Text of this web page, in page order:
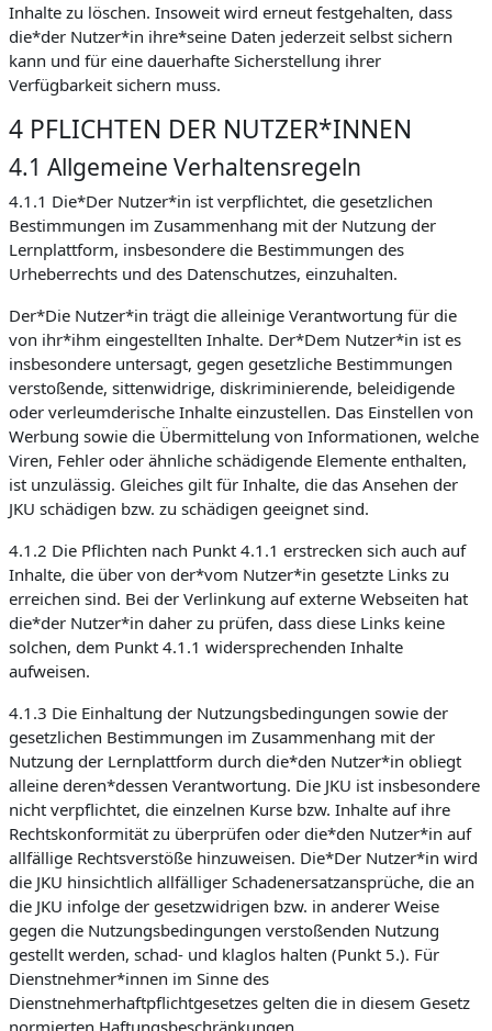
Inhalte zu löschen. Insoweit wird erneut festgehalten, dass
die*der Nutzer*in ihre*seine Daten jederzeit selbst sichern
kann und für eine dauerhafte Sicherstellung ihrer
Verfügbarkeit sichern muss.
4 PFLICHTEN DER NUTZER*INNEN
4.1 Allgemeine Verhaltensregeln
4.1.1 Die*Der Nutzer*in ist verpflichtet, die gesetzlichen
Bestimmungen im Zusammenhang mit der Nutzung der
Lernplattform, insbesondere die Bestimmungen des
Urheberrechts und des Datenschutzes, einzuhalten.
Der*Die Nutzer*in trägt die alleinige Verantwortung für die
von ihr*ihm eingestellten Inhalte. Der*Dem Nutzer*in ist es
insbesondere untersagt, gegen gesetzliche Bestimmungen
verstoßende, sittenwidrige, diskriminierende, beleidigende
oder verleumderische Inhalte einzustellen. Das Einstellen von
Werbung sowie die Übermittelung von Informationen, welche
Viren, Fehler oder ähnliche schädigende Elemente enthalten,
ist unzulässig. Gleiches gilt für Inhalte, die das Ansehen der
JKU schädigen bzw. zu schädigen geeignet sind.
4.1.2 Die Pflichten nach Punkt 4.1.1 erstrecken sich auch auf
Inhalte, die über von der*vom Nutzer*in gesetzte Links zu
erreichen sind. Bei der Verlinkung auf externe Webseiten hat
die*der Nutzer*in daher zu prüfen, dass diese Links keine
solchen, dem Punkt 4.1.1 widersprechenden Inhalte
aufweisen.
4.1.3 Die Einhaltung der Nutzungsbedingungen sowie der
gesetzlichen Bestimmungen im Zusammenhang mit der
Nutzung der Lernplattform durch die*den Nutzer*in obliegt
alleine deren*dessen Verantwortung. Die JKU ist insbesondere
nicht verpflichtet, die einzelnen Kurse bzw. Inhalte auf ihre
Rechtskonformität zu überprüfen oder die*den Nutzer*in auf
allfällige Rechtsverstöße hinzuweisen. Die*Der Nutzer*in wird
die JKU hinsichtlich allfälliger Schadenersatzansprüche, die an
die JKU infolge der gesetzwidrigen bzw. in anderer Weise
gegen die Nutzungsbedingungen verstoßenden Nutzung
gestellt werden, schad- und klaglos halten (Punkt 5.). Für
Dienstnehmer*innen im Sinne des
Dienstnehmerhaftpflichtgesetzes gelten die in diesem Gesetz
normierten Haftungsbeschränkungen.